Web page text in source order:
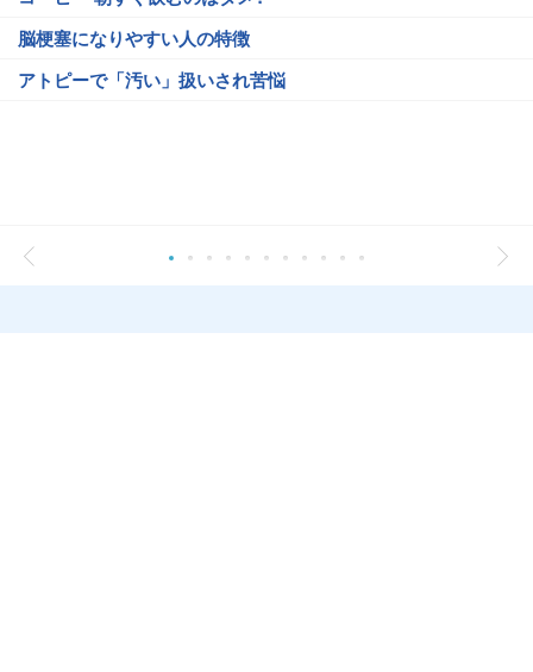
脳梗塞になりやすい人の特徴
アトピーで「汚い」扱いされ苦悩